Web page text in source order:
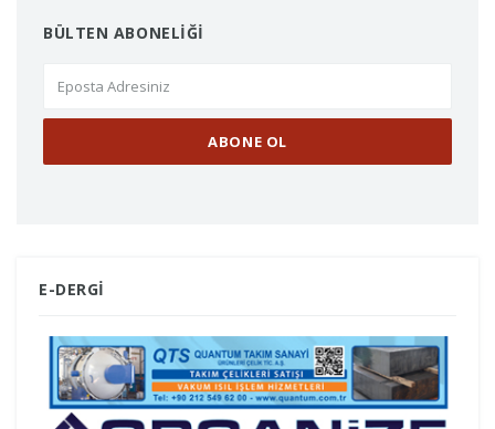
BÜLTEN ABONELİĞİ
E-DERGİ